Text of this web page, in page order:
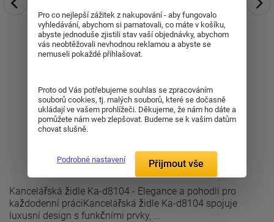
Kancelářská židle Ka-d8104 - Elegance a pohodlí pro
každodenní práciKancelářská židle Ka-d8104 spojuje
luxusní design s funkčními prvky, ...
Pro co nejlepší zážitek z nakupování - aby fungovalo
vyhledávání, abychom si pamatovali, co máte v košíku,
abyste jednoduše zjistili stav vaší objednávky, abychom
vás neobtěžovali nevhodnou reklamou a abyste se
nemuseli pokaždé přihlašovat.
Proto od Vás potřebujeme souhlas se zpracováním
souborů cookies, tj. malých souborů, které se dočasně
ukládají ve vašem prohlížeči. Děkujeme, že nám ho dáte a
pomůžete nám web zlepšovat. Budeme se k vašim datům
chovat slušně.
Podrobné nastavení Přijmout vše